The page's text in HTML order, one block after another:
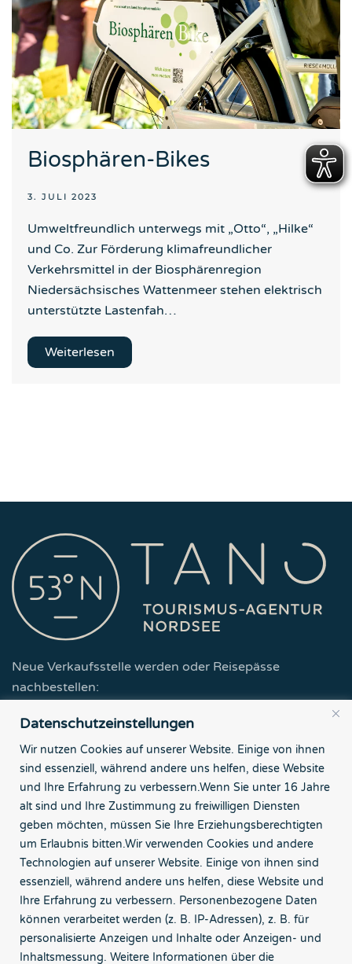
Datenschutzeinstellungen
Wir nutzen Cookies auf unserer Website. Einige von ihnen
sind essenziell, während andere uns helfen, diese Website
und Ihre Erfahrung zu verbessern.Wenn Sie unter 16 Jahre
alt sind und Ihre Zustimmung zu freiwilligen Diensten
geben möchten, müssen Sie Ihre Erziehungsberechtigten
um Erlaubnis bitten.Wir verwenden Cookies und andere
Technologien auf unserer Website. Einige von ihnen sind
essenziell, während andere uns helfen, diese Website und
Ihre Erfahrung zu verbessern. Personenbezogene Daten
können verarbeitet werden (z. B. IP-Adressen), z. B. für
personalisierte Anzeigen und Inhalte oder Anzeigen- und
Inhaltsmessung. Weitere Informationen über die
Biosphären-Bikes
3. JULI 2023
Umweltfreundlich unterwegs mit „Otto“, „Hilke“
und Co. Zur Förderung klimafreundlicher
Verkehrsmittel in der Biosphärenregion
Niedersächsisches Wattenmeer stehen elektrisch
unterstützte Lastenfah…
Weiterlesen
Neue Verkaufsstelle werden oder Reisepässe
nachbestellen:
Zur Partner-Seite
Tourismus-Agentur Nordsee GmbH
Börsenstr. 7
26382 Wilhelmshaven
Kontakt
Impressum
Datenschutz